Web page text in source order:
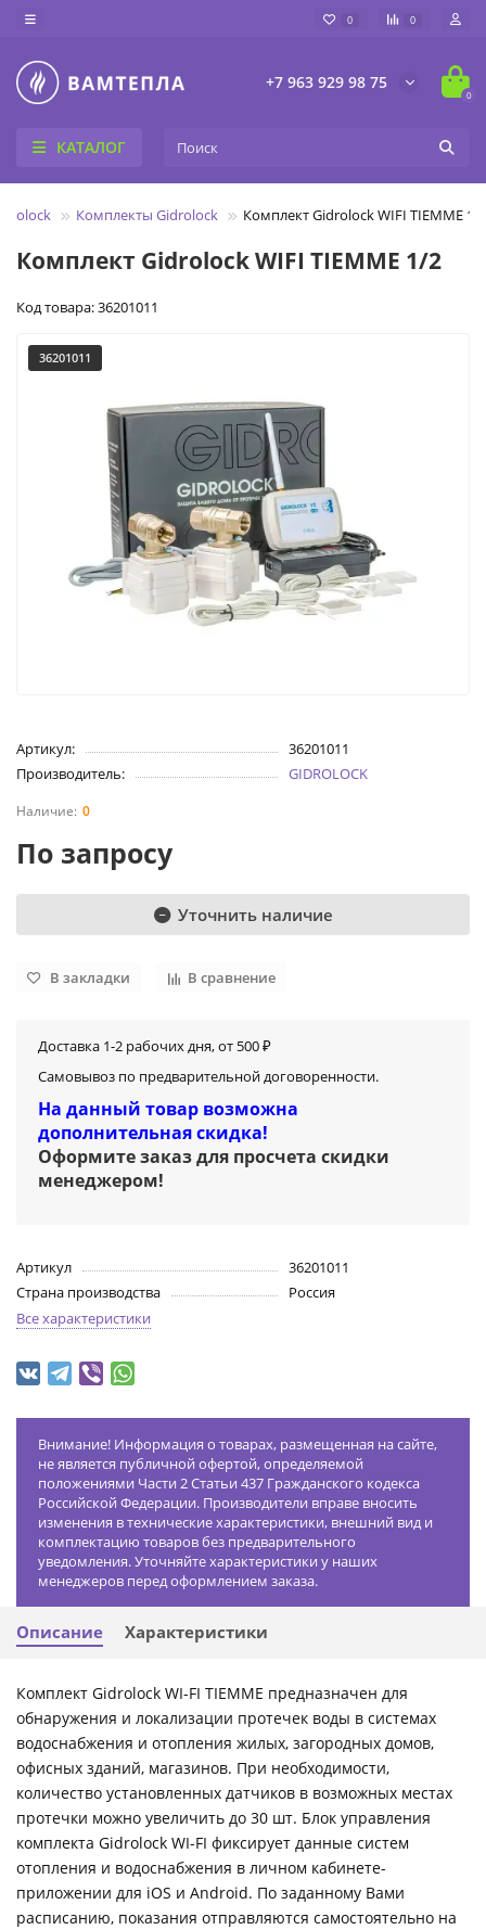
0 0
+7 963 929 98 75
0
КАТАЛОГ
Комплекты Gidrolock Комплект Gidrolock WIFI TIEMME 1/2
Комплект Gidrolock WIFI TIEMME 1/2
Код товара: 36201011
36201011
Артикул:
36201011
Производитель:
GIDROLOCK
0
По запросу
Уточнить наличие
В закладки В сравнение
Доставка 1-2 рабочих дня, от 500 ₽
Самовывоз по предварительной договоренности.
На данный товар возможна
дополнительная скидка!
Оформите заказ для просчета скидки
менеджером!
Артикул
36201011
Страна производства
Россия
Все характеристики
Внимание! Информация о товарах, размещенная на сайте,
не является публичной офертой, определяемой
положениями Части 2 Статьи 437 Гражданского кодекса
Российской Федерации. Производители вправе вносить
изменения в технические характеристики, внешний вид и
комплектацию товаров без предварительного
уведомления. Уточняйте характеристики у наших
менеджеров перед оформлением заказа.
Описание Характеристики
Комплект Gidrolock WI-FI TIEMME предназначен для
обнаружения и локализации протечек воды в системах
водоснабжения и отопления жилых, загородных домов,
офисных зданий, магазинов. При необходимости,
количество установленных датчиков в возможных местах
протечки можно увеличить до 30 шт. Блок управления
комплекта Gidrolock WI-FI фиксирует данные систем
отопления и водоснабжения в личном кабинете-
приложении для iOS и Android. По заданному Вами
расписанию, показания отправляются самостоятельно на